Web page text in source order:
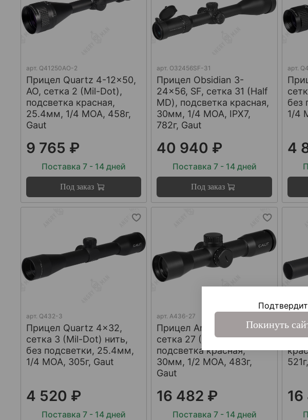
арт. Q41250AO-2
Прицел Quartz 4-12x50,
AO, сетка 2 (Mil-Dot),
подсветка красная,
25.4мм, 1/4 МОА, 458г,
Gaut
9 765 ₽
Поставка 7 - 14 дней
Под заказ
арт. O32456SF-31
Прицел Obsidian 3-
24x56, SF, сетка 31 (Half
MD), подсветка красная,
30мм, 1/4 МОА, IPX7,
782г, Gaut
40 940 ₽
Поставка 7 - 14 дней
Под заказ
арт.
без
1/4
4
арт. Q432-3
Прицел Quartz 4x32,
сетка 3 (Mil-Dot) нить,
без подсветки, 25.4мм,
1/4 МОА, 305г, Gaut
4 520 ₽
Поставка 7 - 14 дней
арт. A436-27
Прицел Amber 4x36,
сетка 27 (Mil-Dot),
подсветка красная,
30мм, 1/2 МОА, 483г,
Gaut
16 482 ₽
Поставка 7 - 14 дней
Покинуть